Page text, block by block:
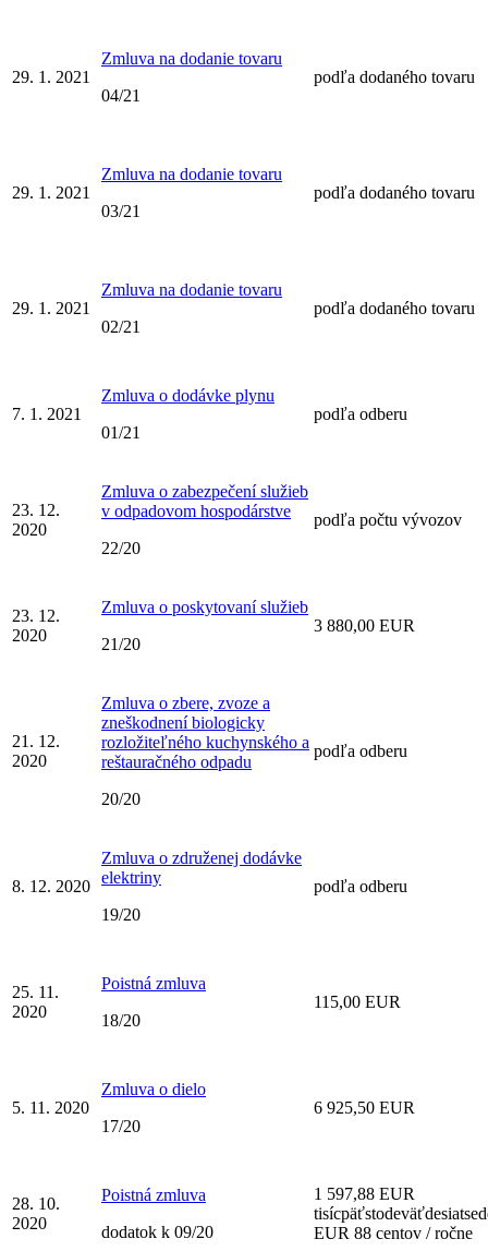
29. 1. 2021
Zmluva na dodanie tovaru
04/21
podľa dodaného tovaru
29. 1. 2021
Zmluva na dodanie tovaru
03/21
podľa dodaného tovaru
29. 1. 2021
Zmluva na dodanie tovaru
02/21
podľa dodaného tovaru
7. 1. 2021
Zmluva o dodávke plynu
01/21
podľa odberu
23. 12.
2020
Zmluva o zabezpečení služieb
v odpadovom hospodárstve
22/20
podľa počtu vývozov
23. 12.
2020
Zmluva o poskytovaní služieb
21/20
3 880,00 EUR
21. 12.
2020
Zmluva o zbere, zvoze a
zneškodnení biologicky
rozložiteľného kuchynského a
reštauračného odpadu
20/20
podľa odberu
8. 12. 2020
Zmluva o združenej dodávke
elektriny
19/20
podľa odberu
25. 11.
2020
Poistná zmluva
18/20
115,00 EUR
5. 11. 2020
Zmluva o dielo
17/20
6 925,50 EUR
28. 10.
2020
Poistná zmluva
dodatok k 09/20
1 597,88 EUR
EUR 88 centov / ročne